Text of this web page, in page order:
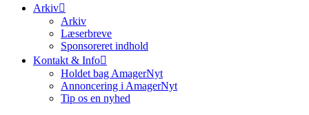
Arkiv
Arkiv
Læserbreve
Sponsoreret indhold
Kontakt & Info
Holdet bag AmagerNyt
Annoncering i AmagerNyt
Tip os en nyhed